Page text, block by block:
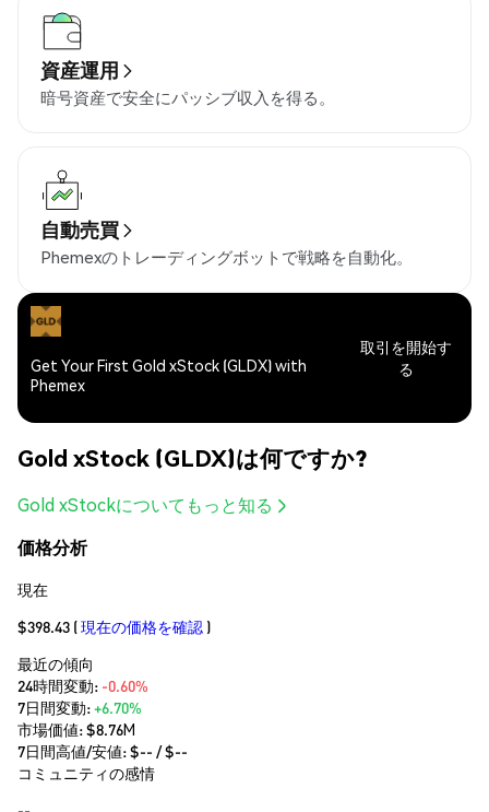
資産運用
暗号資産で安全にパッシブ収入を得る。
自動売買
Phemexのトレーディングボットで戦略を自動化。
Get Your First Gold xStock (GLDX) with
Phemex
取引を開始す
る
Gold xStock (GLDX)は何ですか?
Gold xStockについてもっと知る
価格分析
現在
$398.43 (現在の価格を確認 )
最近の傾向
24時間変動: -0.60%
7日間変動:+6.70%
市場価値:$8.76M
7日間高値/安値: $-- / $--
コミュニティの感情